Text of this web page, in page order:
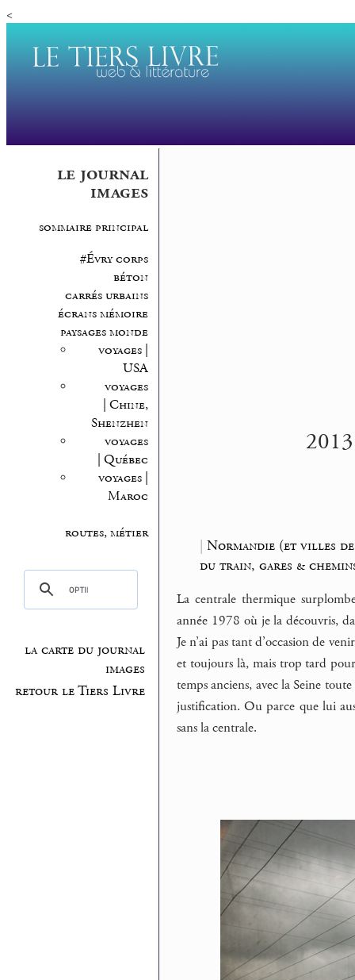
<
le journal
images
sommaire principal
#Évry corps
béton
carrés urbains
écrans mémoire
paysages monde
voyages |
USA
voyages
| Chine,
Shenzhen
voyages
| Québec
voyages |
Maroc
routes, métier
la carte du journal
images
retour le Tiers Livre
| Normandie (et villes
du train, gares &
La centrale thermique
année 1978 où je la découvris,
Je n’ai pas tant d’occasion de
et toujours là, mais trop tard
temps anciens, avec la Seine
justification. Ou parce que lui
sans la centrale.